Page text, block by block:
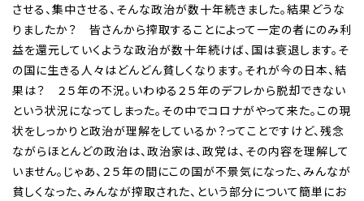
させる、集中させる、そんな政治が数十年続きました。結果どうな
りましたか？ 皆さんから搾取することによって一定の者にのみ利
益を還元していくような政治が数十年続けば、国は衰退します。そ
の国に生きる人々はどんどん貧しくなります。それが今の日本、結
果は？ ２５年の不況。いわゆる２５年のデフレから脱却できない
という状況になってしまった。その中でコロナがやって来た。この現
状をしっかりと政治が理解をしているか？ってことですけど、残念
ながらほとんどの政治は、政治家は、政党は、その内容を理解して
いません。じゃあ、２５年の間にこの国が不景気になった、みんなが
貧しくなった、みんなが搾取された、という部分について簡単にお